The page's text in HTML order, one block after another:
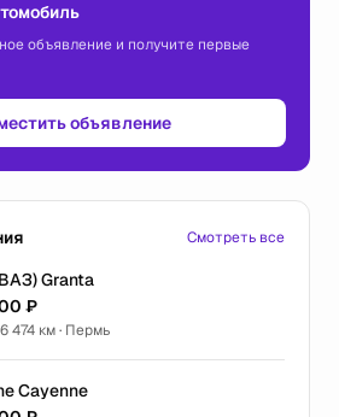
объявление и получите первые
объявление
Смотреть все
Granta
₽
474 км · Пермь
Cayenne